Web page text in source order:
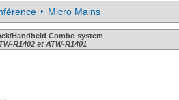
Micro Mains
Handheld Combo system
R1402 et ATW-R1401